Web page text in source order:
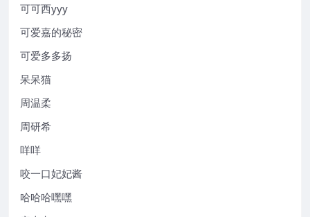
可可西yyy
可爱嘉的秘密
可爱多多扬
呆呆猫
周温柔
周研希
咩咩
咬一口妃妃酱
哈哈哈嘿嘿